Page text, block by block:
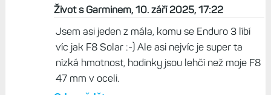
Odpovědět
Radek, 10. září 2025, 16:50
Mne také , Byla to hned má druhá volba, bohužel
se mi ale nelíbí a protože to mám na ruce pořád